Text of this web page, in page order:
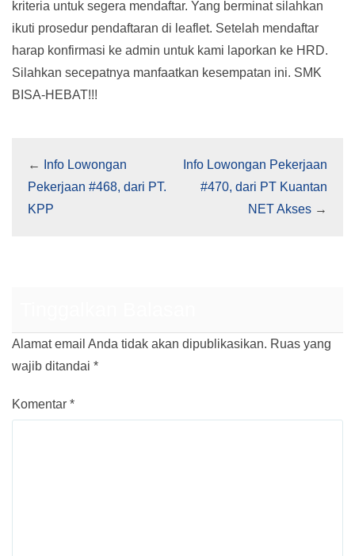
kriteria untuk segera mendaftar. Yang berminat silahkan
ikuti prosedur pendaftaran di leaflet. Setelah mendaftar
harap konfirmasi ke admin untuk kami laporkan ke HRD.
Silahkan secepatnya manfaatkan kesempatan ini. SMK
BISA-HEBAT!!!
←
Info Lowongan
Pekerjaan #468, dari PT.
KPP
Info Lowongan Pekerjaan
#470, dari PT Kuantan
NET Akses →
Alamat email Anda tidak akan dipublikasikan. Ruas yang
wajib ditandai *
Komentar *